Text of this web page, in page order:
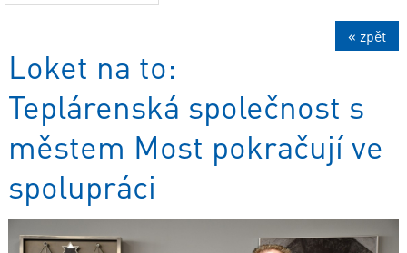
« zpět
Loket na to:
Teplárenská společnost s
městem Most pokračují ve
spolupráci